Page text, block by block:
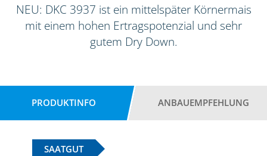
NEU: DKC 3937 ist ein mittelspäter Körnermais
mit einem hohen Ertragspotenzial und sehr
gutem Dry Down.
PRODUKTINFO ANBAUEMPFEHLUNG
SAATGUT